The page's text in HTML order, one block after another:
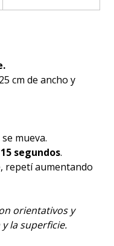
cm de ancho y
mueva.
segundos.
repetí aumentando
orientativos y
la superficie.